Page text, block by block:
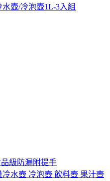
壺/冷泡壺1L-3入組
級防漏附提手
水壺 冷泡壺 飲料壺 果汁壺